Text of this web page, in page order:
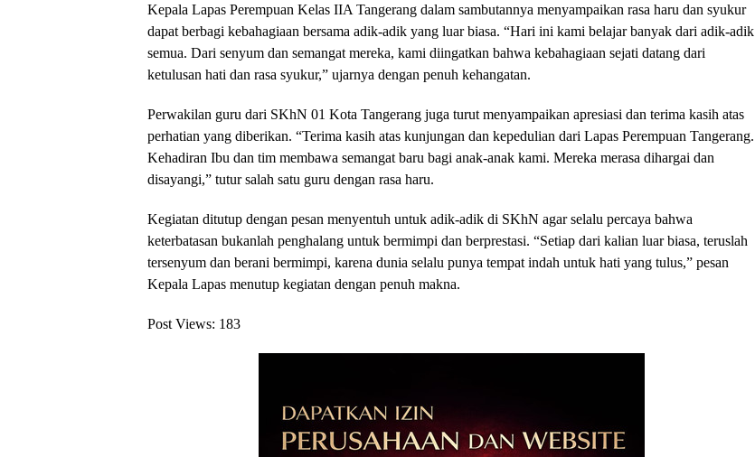
Kepala Lapas Perempuan Kelas IIA Tangerang dalam sambutannya menyampaikan rasa haru dan syukur
dapat berbagi kebahagiaan bersama adik-adik yang luar biasa. “Hari ini kami belajar banyak dari adik-adik
semua. Dari senyum dan semangat mereka, kami diingatkan bahwa kebahagiaan sejati datang dari
ketulusan hati dan rasa syukur,” ujarnya dengan penuh kehangatan.
Perwakilan guru dari SKhN 01 Kota Tangerang juga turut menyampaikan apresiasi dan terima kasih atas
perhatian yang diberikan. “Terima kasih atas kunjungan dan kepedulian dari Lapas Perempuan Tangerang.
Kehadiran Ibu dan tim membawa semangat baru bagi anak-anak kami. Mereka merasa dihargai dan
disayangi,” tutur salah satu guru dengan rasa haru.
Kegiatan ditutup dengan pesan menyentuh untuk adik-adik di SKhN agar selalu percaya bahwa
keterbatasan bukanlah penghalang untuk bermimpi dan berprestasi. “Setiap dari kalian luar biasa, teruslah
tersenyum dan berani bermimpi, karena dunia selalu punya tempat indah untuk hati yang tulus,” pesan
Kepala Lapas menutup kegiatan dengan penuh makna.
Post Views: 183